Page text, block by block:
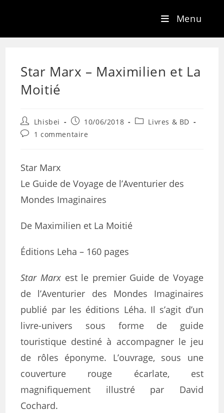
Menu
Star Marx – Maximilien et La
Moitié
Lhisbei 10/06/2018
Livres & BD
1 commentaire
Star Marx
Le Guide de Voyage de l’Aventurier des
Mondes Imaginaires
De Maximilien et La Moitié
Éditions Leha – 160 pages
Star Marxest le premier Guide de Voyage
de l’Aventurier des Mondes Imaginaires
publié par les éditions Léha. Il s’agit d’un
livre-univers sous forme de guide
touristique destiné à accompagner le jeu
de rôles éponyme. L’ouvrage, sous une
couverture rouge écarlate, est
magnifiquement illustré par David
Cochard.